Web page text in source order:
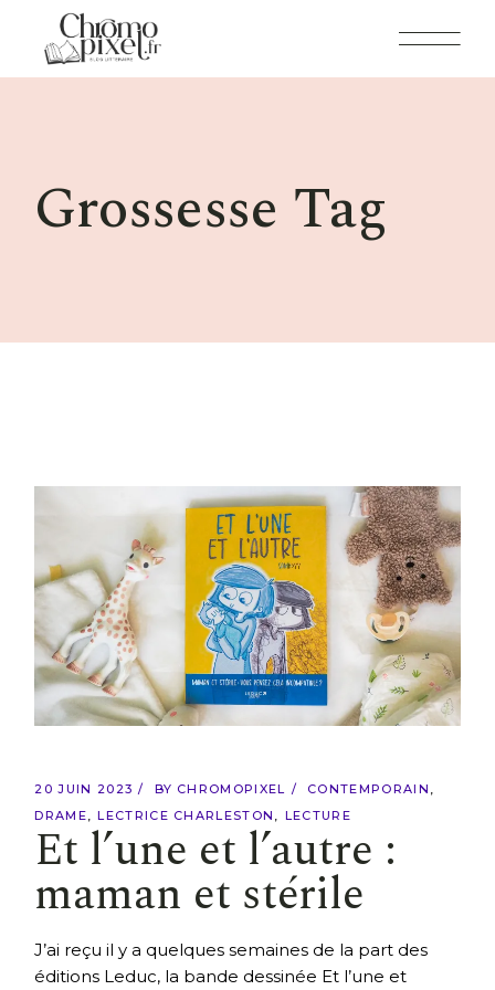
content
Grossesse Tag
20 JUIN 2023 BY CHROMOPIXEL
CONTEMPORAIN
DRAME
LECTRICE CHARLESTON LECTURE
Et l’une et l’autre :
maman et stérile
J’ai reçu il y a quelques semaines de la part des
éditions Leduc, la bande dessinée Et l’une et